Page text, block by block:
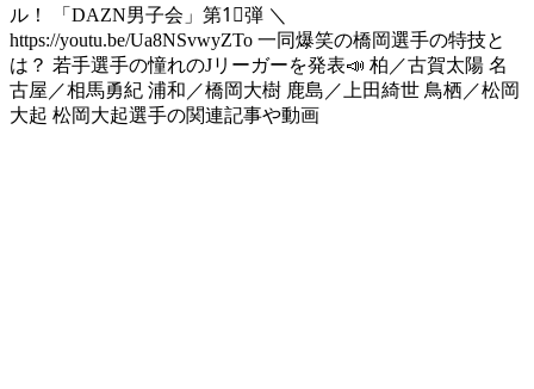
ル！ 「DAZN男子会」第1⃣弾 ＼
https://youtu.be/Ua8NSvwyZTo 一同爆笑の橋岡選手の特技と
は？ 若手選手の憧れのJリーガーを発表📣 柏／古賀太陽 名
古屋／相馬勇紀 浦和／橋岡大樹 鹿島／上田綺世 鳥栖／松岡
大起 松岡大起選手の関連記事や動画